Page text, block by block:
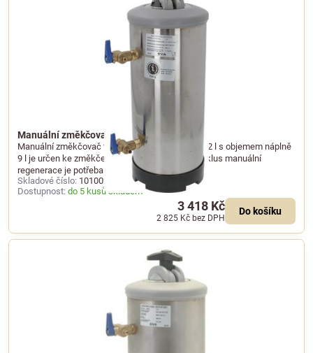
Manuální změkčovač vody o objemu 12 l
Manuální změkčovač vody o celkovém objemu 12 l s objemem náplně
9 l je určen ke změkčení pitné vody. Pro jeden cyklus manuální
regenerace je potřeba 1 kg soli.
Skladové číslo: 101002
Dostupnost: do 5 kusů skladem
3 418 Kč
2 825 Kč bez DPH
Do košíku